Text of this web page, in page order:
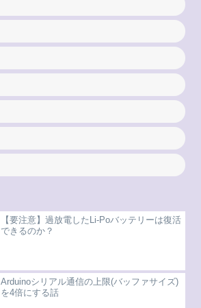
【要注意】過放電したLi-Poバッテリーは復活
できるのか？
Arduinoシリアル通信の上限(バッファサイズ)
を4倍にする話